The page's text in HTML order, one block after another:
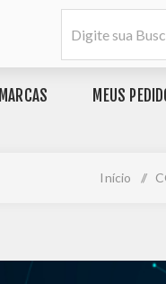
MARCAS MEUS
Início /